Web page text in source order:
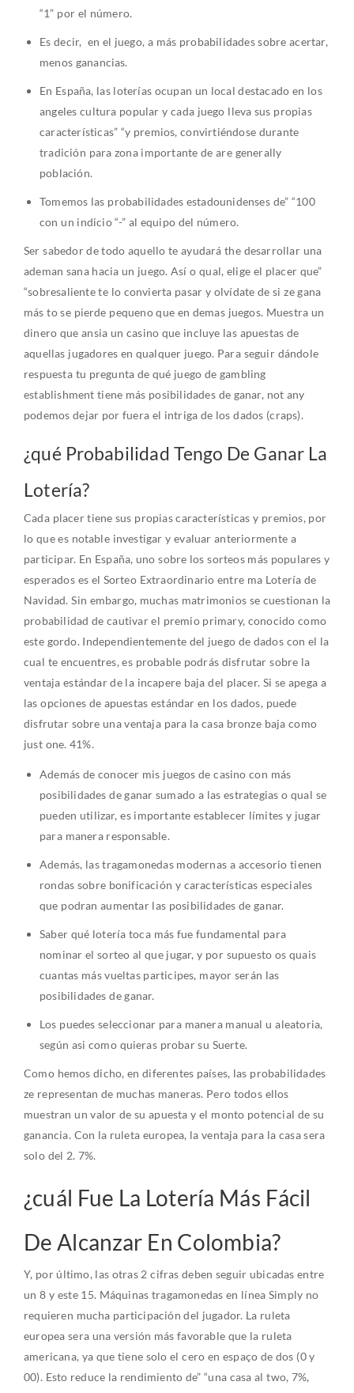
“1” por el número.
Es decir, en el juego, a más probabilidades sobre acertar,
menos ganancias.
En España, las loterías ocupan un local destacado en los
angeles cultura popular y cada juego lleva sus propias
características” “y premios, convirtiéndose durante
tradición para zona importante de are generally
población.
Tomemos las probabilidades estadounidenses de” “100
con un indicio “-” al equipo del número.
Ser sabedor de todo aquello te ayudará the desarrollar una
ademan sana hacia un juego. Así o qual, elige el placer que”
“sobresaliente te lo convierta pasar y olvídate de si ze gana
más to se pierde pequeno que en demas juegos. Muestra un
dinero que ansia un casino que incluye las apuestas de
aquellas jugadores en qualquer juego. Para seguir dándole
respuesta tu pregunta de qué juego de gambling
establishment tiene más posibilidades de ganar, not any
podemos dejar por fuera el intriga de los dados (craps).
¿qué Probabilidad Tengo De Ganar La
Lotería?
Cada placer tiene sus propias características y premios, por
lo que es notable investigar y evaluar anteriormente a
participar. En España, uno sobre los sorteos más populares y
esperados es el Sorteo Extraordinario entre ma Lotería de
Navidad. Sin embargo, muchas matrimonios se cuestionan la
probabilidad de cautivar el premio primary, conocido como
este gordo. Independientemente del juego de dados con el la
cual te encuentres, es probable podrás disfrutar sobre la
ventaja estándar de la incapere baja del placer. Si se apega a
las opciones de apuestas estándar en los dados, puede
disfrutar sobre una ventaja para la casa bronze baja como
just one. 41%.
Además de conocer mis juegos de casino con más
posibilidades de ganar sumado a las estrategias o qual se
pueden utilizar, es importante establecer límites y jugar
para manera responsable.
Además, las tragamonedas modernas a accesorio tienen
rondas sobre bonificación y características especiales
que podran aumentar las posibilidades de ganar.
Saber qué lotería toca más fue fundamental para
nominar el sorteo al que jugar, y por supuesto os quais
cuantas más vueltas participes, mayor serán las
posibilidades de ganar.
Los puedes seleccionar para manera manual u aleatoria,
según asi como quieras probar su Suerte.
Como hemos dicho, en diferentes países, las probabilidades
ze representan de muchas maneras. Pero todos ellos
muestran un valor de su apuesta y el monto potencial de su
ganancia. Con la ruleta europea, la ventaja para la casa sera
solo del 2. 7%.
¿cuál Fue La Lotería Más Fácil
De Alcanzar En Colombia?
Y, por último, las otras 2 cifras deben seguir ubicadas entre
un 8 y este 15. Máquinas tragamonedas en línea Simply no
requieren mucha participación del jugador. La ruleta
europea sera una versión más favorable que la ruleta
americana, ya que tiene solo el cero en espaço de dos (0 y
00). Esto reduce la rendimiento de” “una casa al two, 7%,